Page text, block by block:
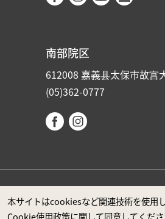
本サイトはcookiesなど関連技術を使用
Cookie使用政策に関して同意してくださ
南部院区
612008 嘉義县太保市故宫
(05)362-0777
国立故宮博物院著作権所有